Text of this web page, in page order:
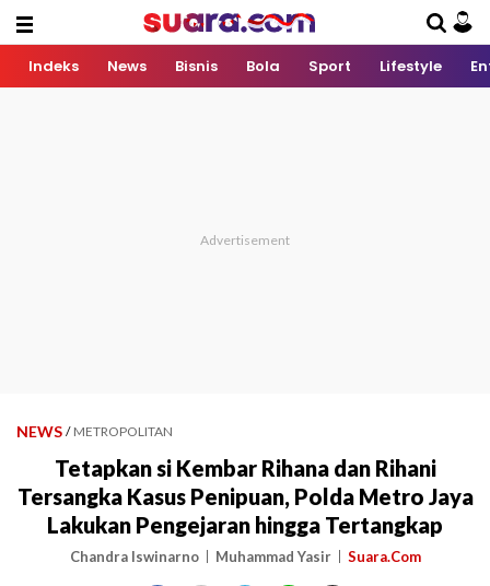
Indeks News Bisnis Bola Sport Lifestyle
NEWS / METROPOLITAN
Tetapkan si Kembar Rihana dan Rihani
Tersangka Kasus Penipuan, Polda Metro Jaya
Lakukan Pengejaran hingga Tertangkap
Chandra Iswinarno Muhammad Yasir Suara.Com